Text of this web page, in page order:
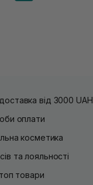
від 3000 UAH
оплати
косметика
та лояльності
товари